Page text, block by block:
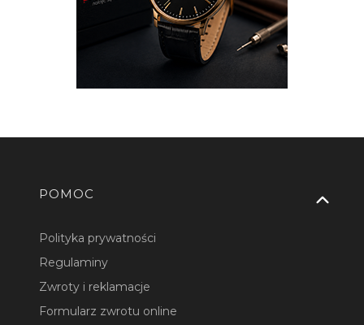
Linki w stopce
POMOC
Polityka prywatności
Regulaminy
Zwroty i reklamacje
Formularz zwrotu online